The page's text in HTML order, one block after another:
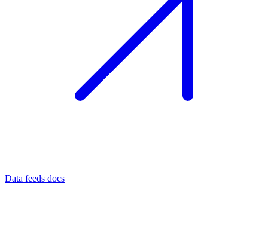
Data feeds docs